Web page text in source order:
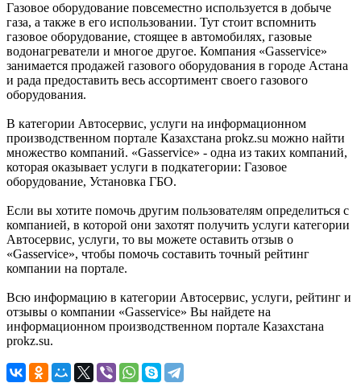
Газовое оборудование повсеместно используется в добыче
газа, а также в его использовании. Тут стоит вспомнить
газовое оборудование, стоящее в автомобилях, газовые
водонагреватели и многое другое. Компания «Gasservice»
занимается продажей газового оборудования в городе Астана
и рада предоставить весь ассортимент своего газового
оборудования.
В категории Автосервис, услуги на информационном
производственном портале Казахстана prokz.su можно найти
множество компаний. «Gasservice» - одна из таких компаний,
которая оказывает услуги в подкатегории: Газовое
оборудование, Установка ГБО.
Если вы хотите помочь другим пользователям определиться с
компанией, в которой они захотят получить услуги категории
Автосервис, услуги, то вы можете оставить отзыв о
«Gasservice», чтобы помочь составить точный рейтинг
компании на портале.
Всю информацию в категории Автосервис, услуги, рейтинг и
отзывы о компании «Gasservice» Вы найдете на
информационном производственном портале Казахстана
prokz.su.